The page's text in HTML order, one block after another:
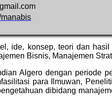
ide, konsep, teori dan
Bisnis, Manajemen
Algero dengan periode
para Ilmuwan,
dibidang